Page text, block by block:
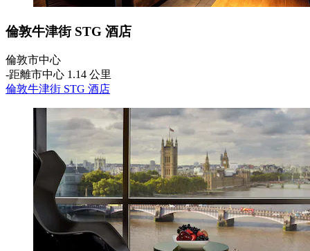
倫敦牛津街 STG 酒店
倫敦市中心
‐距離市中心 1.14 公里
倫敦牛津街 STG 酒店